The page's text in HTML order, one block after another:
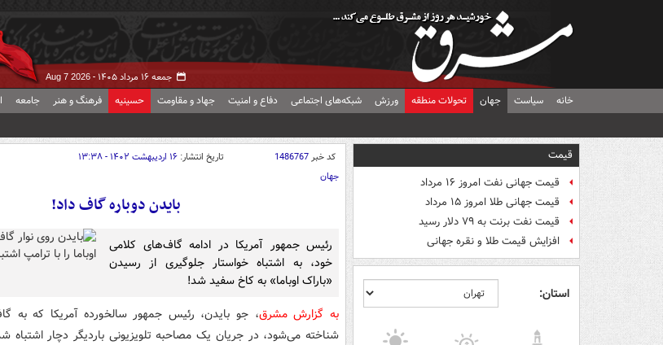
جمعه ۱۶ مرداد ۱۴۰۵ - Aug 7 2026
خانه سیاست جهان تحولات منطقه ورزش شبکه‌های اجتماعی دفاع و امنیت جهاد و مقاومت حسینیه فرهنگ و هنر جامعه
قیمت
قیمت جهانی نفت امروز ۱۶ مرداد
قیمت جهانی طلا امروز ۱۵ مرداد
قیمت نفت برنت به ۷۹ دلار رسید
افزایش قیمت طلا و نقره جهانی
استان:
کد خبر1486767 تاریخ انتشار: ۱۶ اردیبهشت ۱۴۰۲ - ۱۳:۳۸
جهان
بایدن دوباره گاف داد!
رئیس جمهور آمریکا در ادامه گاف‌های کلامی
خود، به اشتباه خواستار جلوگیری از رسیدن
«باراک اوباما» به کاخ سفید شد!
به گزارش مشرق، جو بایدن، رئیس جمهور سالخورده آمریکا که به
شناخته می‌شود، در جریان یک مصاحبه تلویزیونی باردیگر دچار اشتباه